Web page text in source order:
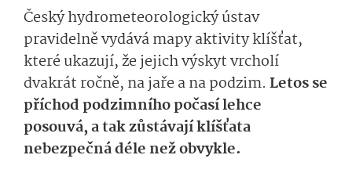
Český hydrometeorologický ústav
pravidelně vydává mapy aktivity klíšťat,
které ukazují, že jejich výskyt vrcholí
dvakrát ročně, na jaře a na podzim. Letos se
příchod podzimního počasí lehce
posouvá, a tak zůstávají klíšťata
nebezpečná déle než obvykle.